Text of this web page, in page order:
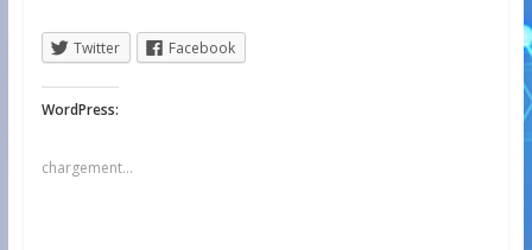
Twitter Facebook
WordPress:
chargement…